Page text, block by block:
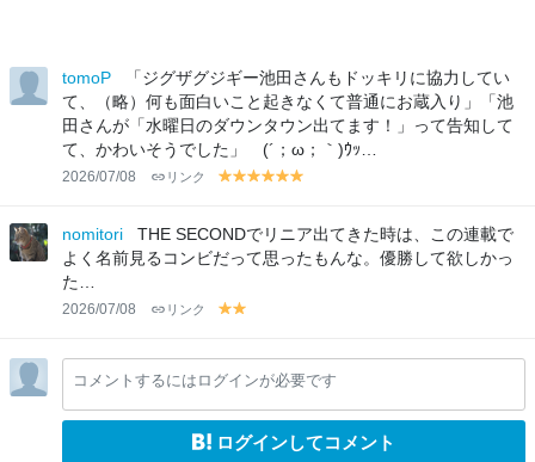
tomoP
「ジグザグジギー池田さんもドッキリに協力してい
て、（略）何も面白いこと起きなくて普通にお蔵入り」「池
田さんが「水曜日のダウンタウン出てます！」って告知して
て、かわいそうでした」 (´；ω；｀)ｳｯ…
2026/07/08 リンク
y
lo
w
y
lo
y
lo
w
y
lo
w
y
lo
w
lo
w
nomitori
THE SECONDでリニア出てきた時は、この連載で
よく名前見るコンビだって思ったもんな。優勝して欲しかっ
た…
2026/07/08 リンク
y
lo
w
lo
w
コメントするにはログインが必要です
ログインしてコメント